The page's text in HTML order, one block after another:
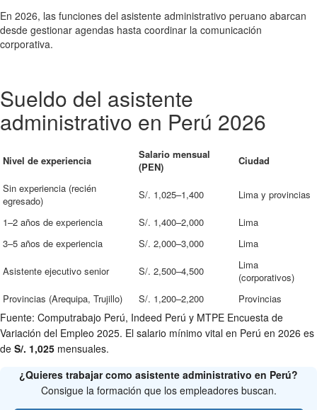
En 2026, las funciones del asistente administrativo peruano abarcan
desde gestionar agendas hasta coordinar la comunicación
corporativa.
Sueldo del asistente
administrativo en Perú 2026
Nivel de experiencia
Salario mensual
(PEN)
Ciudad
Sin experiencia (recién
egresado)
S/. 1,025–1,400 Lima y provincias
1–2 años de experiencia S/. 1,400–2,000
Lima
3–5 años de experiencia
S/. 2,000–3,000 Lima
Asistente ejecutivo senior S/. 2,500–4,500
Lima
(corporativos)
Provincias (Arequipa, Trujillo)
S/. 1,200–2,200 Provincias
Fuente: Computrabajo Perú, Indeed Perú y MTPE Encuesta de
Variación del Empleo 2025. El salario mínimo vital en Perú en 2026 es
de S/. 1,025 mensuales.
¿Quieres trabajar como asistente administrativo en Perú?
Consigue la formación que los empleadores buscan.